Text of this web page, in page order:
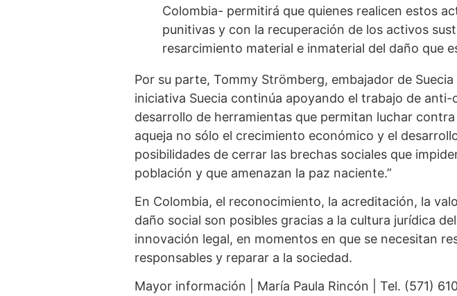
Colombia- permitirá que quienes realicen estos
punitivas y con la recuperación de los activos
resarcimiento material e inmaterial del daño que
Por su parte, Tommy Strömberg, embajador de
iniciativa Suecia continúa apoyando el trabajo de
desarrollo de herramientas que permitan luchar
aqueja no sólo el crecimiento económico y el
posibilidades de cerrar las brechas sociales que
población y que amenazan la paz naciente.”
En Colombia, el reconocimiento, la acreditación, la
daño social son posibles gracias a la cultura jurídica
innovación legal, en momentos en que se necesitan
responsables y reparar a la sociedad.
Mayor información | María Paula Rincón | Tel. (571)